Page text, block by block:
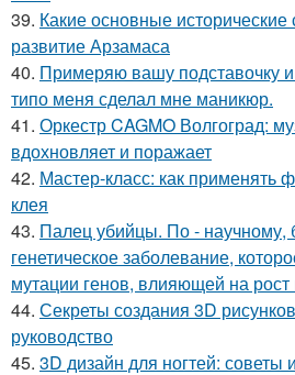
39. Какие основные
развитие Арзамаса
40. Примеряю вашу подставочку
типо меня сделал мне маникюр.
41. Оркестр CAGMO Волгоград:
вдохновляет и поражает
42. Мастер-класс: как применять
клея
43. Палец убийцы. По - научному,
генетическое заболевание,
мутации генов, влияющей на рост
44. Секреты создания 3D
руководство
45. 3D дизайн для ногтей: советы